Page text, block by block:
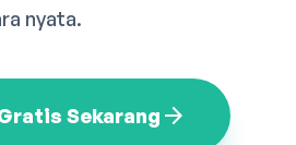
nyata.
Sekarang arrow_forward